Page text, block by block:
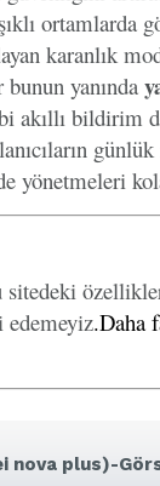
ortamlarda
karanlık
yanında
akıllı bildirim
yönetmeleri
sitedeki
edemeyiz.Daha
nova plus)-